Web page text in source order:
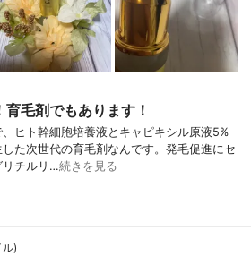
毛剤でもあります！
ヒト幹細胞培養液とキャピキシル原液5%
た次世代の育毛剤なんです。発毛促進にセ
リチルリ…続きを見る
)